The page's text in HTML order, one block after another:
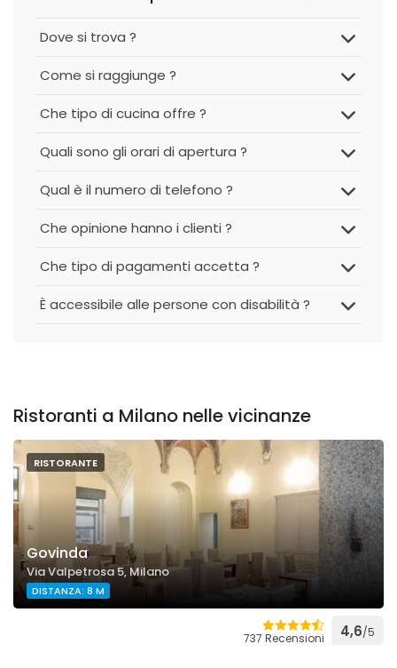
Dove si trova ?
Come si raggiunge ?
Che tipo di cucina offre ?
Quali sono gli orari di apertura ?
Qual è il numero di telefono ?
Che opinione hanno i clienti ?
Che tipo di pagamenti accetta ?
È accessibile alle persone con disabilità ?
Ristoranti a Milano nelle vicinanze
RISTORANTE
Govinda
Via Valpetrosa 5, Milano
DISTANZA: 8 M
737 Recensioni 4,6/5